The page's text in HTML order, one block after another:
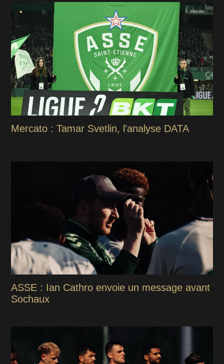
Mercato : Tamar Svetlin, l'analyse DATA
ASSE : Ian Cathro envoie un message avant
Sochaux